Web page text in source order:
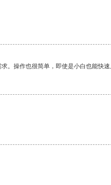
。操作也很简单，即使是小白也能快速